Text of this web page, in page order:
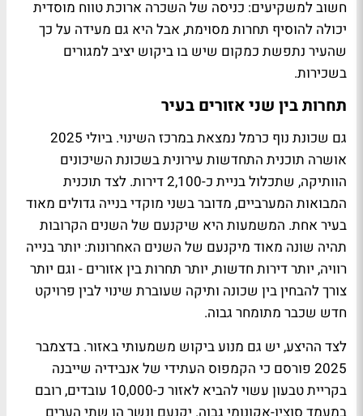
חשוב למשקיעים: כניסה של השכרה ארוכת טווח מוסדית
יכולה להוסיף תחרות מסוימת, אבל היא גם מעידה על כך
שהעיר נתפשת כמקום שיש בו ביקוש יציב למגורים
בשכירות.
תחרות בין שני אזורים בעיר
גם שכונת נוף כרמל נמצאת במרכז השינוי. ביולי 2025
אושרה תוכנית התחדשות עירונית בשכונת השיכונים
הוותיקה, שתכלול בניית כ-2,100 דירות. לצד תוכנית
המבואות המערביים, מדובר בשני מוקדי בנייה גדולים מאוד
בעיר אחת. המשמעות היא שיקנעם של השנים הקרובות
תהיה שונה מאוד מיקנעם של השנים האחרונות: יותר בנייה
רוויה, יותר דירות חדשות, יותר תחרות בין אזורים - וגם יותר
צורך להבחין בין שכונה ותיקה שעוברת שינוי לבין פרויקט
חדש שכבר מתומחר גבוה.
לצד ההיצע, יש גם מנוע ביקוש משמעותי באזור. בדצמבר
2025 פורסם כי הקמפוס העתידי של אנבידיה שייבנה
בקריית טבעון עשוי להביא לאזור כ-10,000 עובדים, רובם